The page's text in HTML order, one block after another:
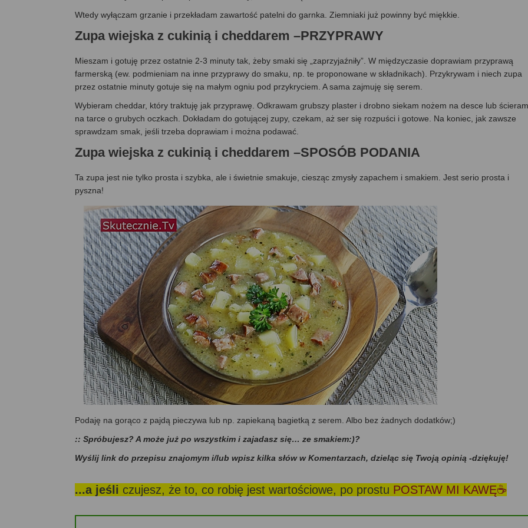
Wtedy wyłączam grzanie i przekładam zawartość patelni do garnka. Ziemniaki już powinny być miękkie.
Zupa wiejska z cukinią i cheddarem –PRZYPRAWY
Mieszam i gotuję przez ostatnie 2-3 minuty tak, żeby smaki się „zaprzyjaźniły”. W międzyczasie doprawiam przyprawą
farmerską (ew. podmieniam na inne przyprawy do smaku, np. te proponowane w składnikach). Przykrywam i niech zupa
przez ostatnie minuty gotuje się na małym ogniu pod przykryciem. A sama zajmuję się serem.
Wybieram cheddar, który traktuję jak przyprawę. Odkrawam grubszy plaster i drobno siekam nożem na desce lub ścieram
na tarce o grubych oczkach. Dokładam do gotującej zupy, czekam, aż ser się rozpuści i gotowe. Na koniec, jak zawsze
sprawdzam smak, jeśli trzeba doprawiam i można podawać.
Zupa wiejska z cukinią i cheddarem –SPOSÓB PODANIA
Ta zupa jest nie tylko prosta i szybka, ale i świetnie smakuje, ciesząc zmysły zapachem i smakiem. Jest serio prosta i
pyszna!
Podaję na gorąco z pajdą pieczywa lub np. zapiekaną bagietką z serem. Albo bez żadnych dodatków;)
:: Spróbujesz? A może już po wszystkim i zajadasz się… ze smakiem:)?
Wyślij link do przepisu znajomym i/lub wpisz kilka słów w Komentarzach, dzieląc się Twoją opinią -dziękuję!
...a jeśli czujesz, że to, co robię jest wartościowe, po prostu POSTAW MI KAWĘ☕